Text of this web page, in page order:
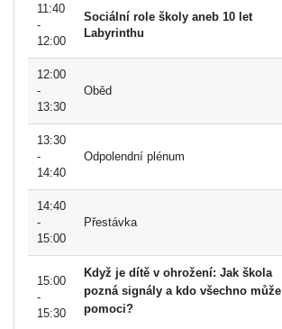
11:40
-
12:00
Sociální role školy aneb 10 let
Labyrinthu
12:00
-
13:30
Oběd
13:30
-
14:40
Odpolendní plénum
14:40
-
15:00
Přestávka
15:00
-
15:30
Když je dítě v ohrožení: Jak škola
pozná signály a kdo všechno může
pomoci?